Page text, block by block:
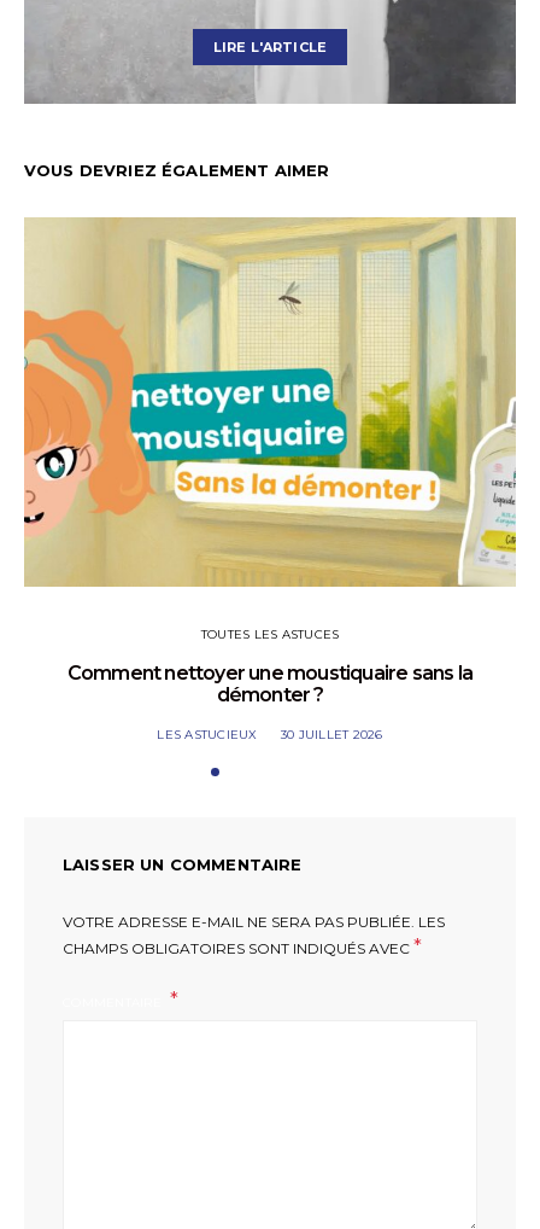
LIRE L'ARTICLE
VOUS DEVRIEZ ÉGALEMENT AIMER
TOUTES LES ASTUCES
Comment nettoyer une moustiquaire sans la
démonter ?
LES ASTUCIEUX 30 JUILLET 2026
LAISSER UN COMMENTAIRE
VOTRE ADRESSE E-MAIL NE SERA PAS PUBLIÉE. LES
CHAMPS OBLIGATOIRES SONT INDIQUÉS AVEC *